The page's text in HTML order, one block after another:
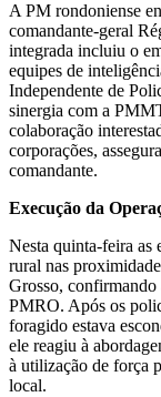
A PM rondoniense
comandante-geral
integrada incluiu o
equipes de
Independente de
sinergia com a
colaboração
corporações,
comandante.
Execução da
Nesta quinta-feira as
rural nas
Grosso, confirmando
PMRO. Após os
foragido estava
ele reagiu à
à utilização de força
local.